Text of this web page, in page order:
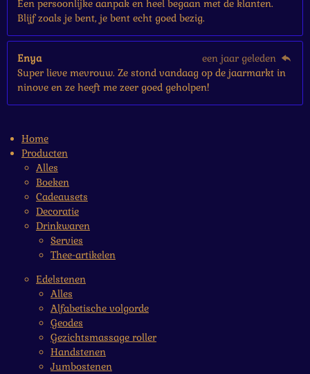
Een persoonlijke aanpak en heel begaan met de klanten.
Blijf zoals je bent, je bent echt goed bezig.
Enya
een jaar geleden
Super lieve mevrouw. Ze stond vandaag op de jaarmarkt in
ninove en ze heeft me zeer goed geholpen!
Home
Producten
Alles
Boeken
Cadeausets
Decoratie
Drinkwaren
Servies
Thee-artikelen
Edelstenen
Alles
Alfabetische volgorde
Geodes
Gezichtsmassage roller
Handstenen
Jumbostenen